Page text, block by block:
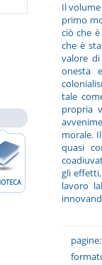
Il
primo
ciò che
che è
valore
onesta
tale
propria
morale.
quasi
gli
lavoro
pagine: